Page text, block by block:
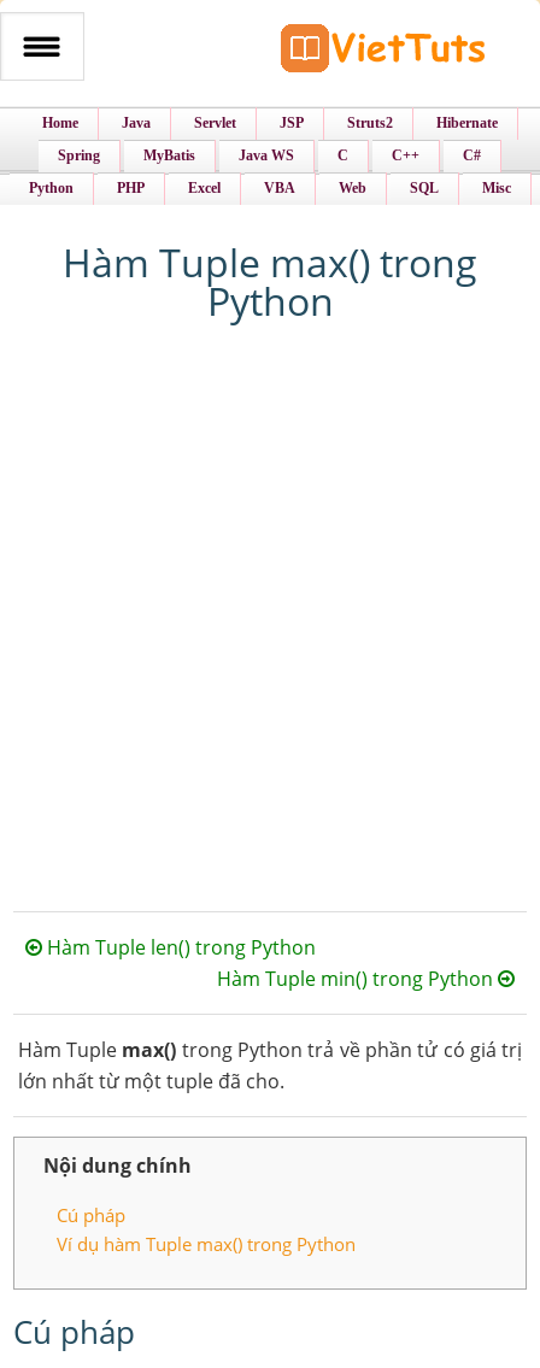
Home Java Servlet JSP Struts2
Hibernate
Spring
MyBatis Java WS C C++
C#
Python
PHP Excel VBA Web SQL Misc
Hàm Tuple max() trong
Python
Hàm Tuple len() trong Python
Hàm Tuple min() trong Python
Hàm Tuple max() trong Python trả về phần tử có giá trị
lớn nhất từ một tuple đã cho.
Nội dung chính
Cú pháp
Ví dụ hàm Tuple max() trong Python
Cú pháp